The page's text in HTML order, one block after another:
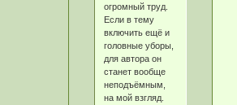
огромный труд.
Если в тему
включить ещё и
головные уборы,
для автора он
станет вообще
неподъёмным,
на мой взгляд.